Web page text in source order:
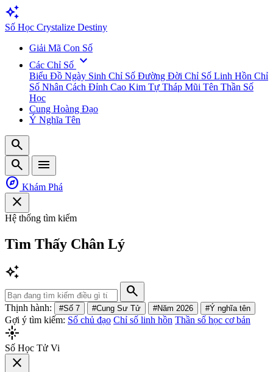
auto_awesome
Số Học Crystalize Destiny
Giải Mã Con Số
Các Chỉ Số expand_more
Biểu Đồ Ngày Sinh Chỉ Số Đường Đời Chỉ Số Linh Hồn Chỉ
Số Nhân Cách Đỉnh Cao Kim Tự Tháp Mũi Tên Thần Số
Học
Cung Hoàng Đạo
Ý Nghĩa Tên
search
search
menu
explore Khám Phá
close
Hệ thống tìm kiếm
Tìm Thấy Chân Lý
auto_awesome
search
Thịnh hành: #Số 7 #Cung Sư Tử #Năm 2026 #Ý nghĩa tên
Gợi ý tìm kiếm: Số chủ đạo Chỉ số linh hồn Thần số học cơ bản
flare
Số Học Tử Vi
close